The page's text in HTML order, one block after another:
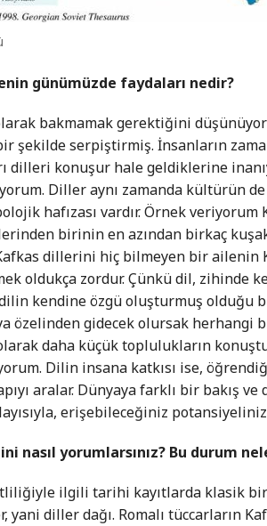
günümüzde faydaları nedir?
bakmamak gerektiğini
şekilde serpiştirmiş. İnsanların
dilleri konuşur hale geldiklerine
Diller aynı zamanda kültürün de
hafızası vardır. Örnek
birinin en azından birkaç
dillerini hiç bilmeyen bir
oldukça zordur. Çünkü dil, zihinde
kendine özgü oluşturmuş olduğu
özelinden gidecek olursak
daha küçük toplulukların
Dilin insana katkısı ise,
aralar. Dünyaya farklı bir bakış
erişebileceğiniz
nasıl yorumlarsınız? Bu durum
ilgili tarihi kayıtlarda klasik bir
yani diller dağı. Romalı tüccarların